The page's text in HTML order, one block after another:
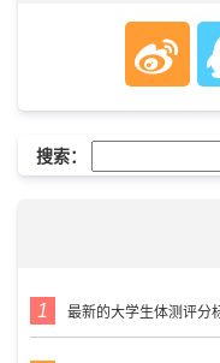
搜索：
最新的大学生体测评分